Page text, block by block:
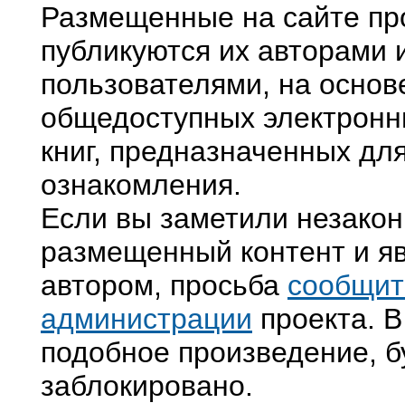
Размещенные на сайте
публикуются их авторами
пользователями, на
общедоступных
книг, предназначенных
ознакомления.
Если вы заметили
размещенный контент и
автором, просьба
администрации проекта.
подобное произведение,
заблокировано.